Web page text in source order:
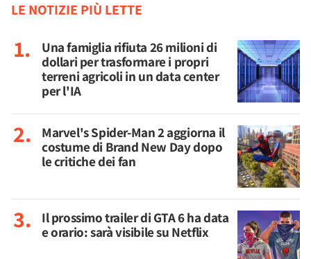
LE NOTIZIE PIÙ LETTE
Una famiglia rifiuta 26 milioni di
dollari per trasformare i propri
terreni agricoli in un data center
per l'IA
Marvel's Spider-Man 2 aggiorna il
costume di Brand New Day dopo
le critiche dei fan
Il prossimo trailer di GTA 6 ha data
e orario: sarà visibile su Netflix